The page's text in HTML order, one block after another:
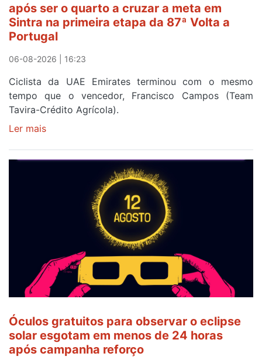
da
Volta
a
Portugal
após ser o quarto a cruzar a meta em
Sintra na primeira etapa da 87ª Volta a
Portugal
06-08-2026 | 16:23
Ciclista da UAE Emirates terminou com o mesmo
tempo que o vencedor, Francisco Campos (Team
Tavira-Crédito Agrícola).
Ler mais
ser
o
quarto
a
a
meta
em
Óculos gratuitos para observar o eclipse
solar esgotam em menos de 24 horas
após campanha reforço